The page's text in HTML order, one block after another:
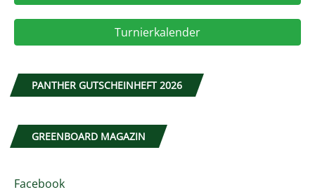
Turnierkalender
PANTHER GUTSCHEINHEFT 2026
GREENBOARD MAGAZIN
Facebook